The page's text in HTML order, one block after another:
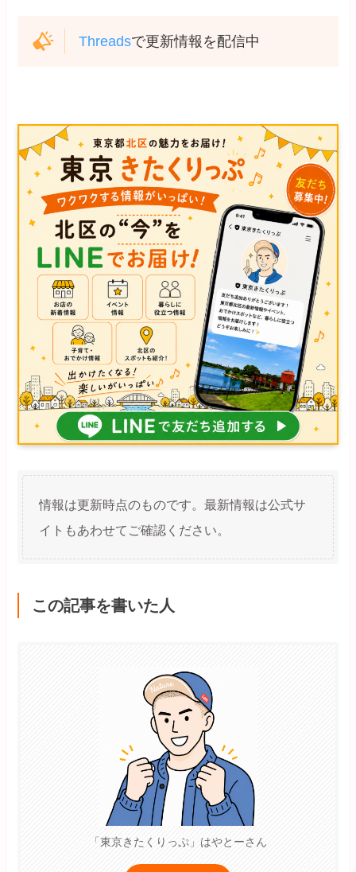
Threadsで更新情報を配信中
情報は更新時点のものです。最新情報は公式サ
イトもあわせてご確認ください。
この記事を書いた人
「東京きたくりっぷ」はやとーさん